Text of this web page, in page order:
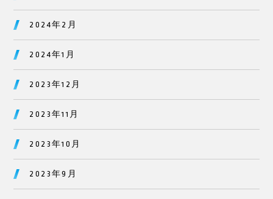
2024年2月
2024年1月
2023年12月
2023年11月
2023年10月
2023年9月